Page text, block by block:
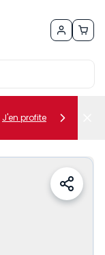
J'en profite